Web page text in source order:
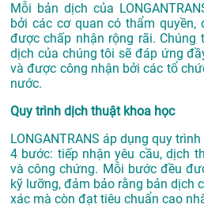
Mỗi bản dịch của
bởi các cơ quan có thẩm
được chấp nhận rộng rãi. Chúng
dịch của chúng tôi sẽ đáp ứng
và được công nhận bởi các tổ
nước.
Quy trình dịch thuật khoa học
LONGANTRANS áp dụng quy
4 bước: tiếp nhận yêu cầu, dịch
và công chứng. Mỗi bước đều
kỹ lưỡng, đảm bảo rằng bản dịch
xác mà còn đạt tiêu chuẩn cao